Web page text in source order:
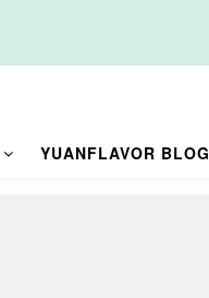
YUANFLAVOR BLOG